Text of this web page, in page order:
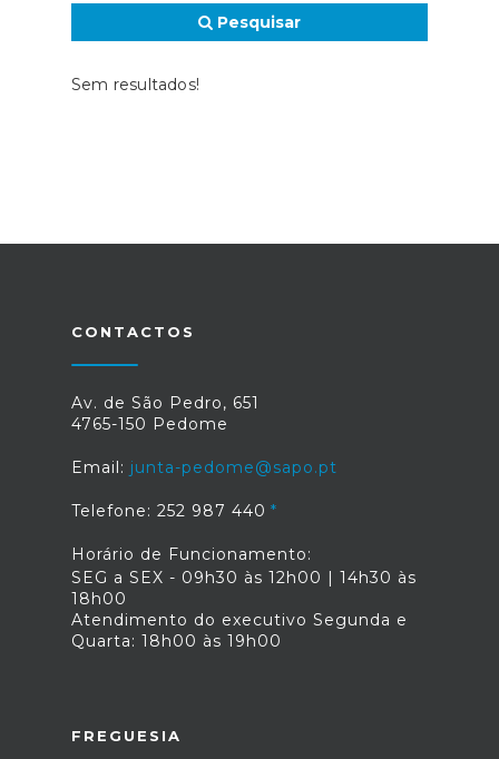
Pesquisar
Sem resultados!
CONTACTOS
Av. de São Pedro, 651
4765-150 Pedome
Email: junta-pedome@sapo.pt
Telefone: 252 987 440
Horário de Funcionamento:
SEG a SEX - 09h30 às 12h00 | 14h30 às
18h00
Atendimento do executivo Segunda e
Quarta: 18h00 às 19h00
FREGUESIA